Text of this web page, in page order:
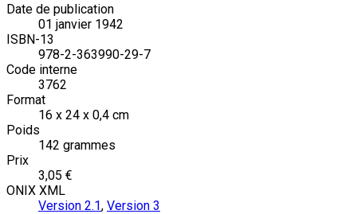
Date de publication
01 janvier 1942
ISBN-13
978-2-363990-29-7
Code interne
3762
Format
16 x 24 x 0,4 cm
Poids
142 grammes
Prix
3,05 €
ONIX XML
Version 2.1, Version 3